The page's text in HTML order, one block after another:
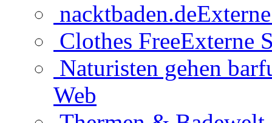
nacktbaden.de
Clothes FreeExterne
Naturisten gehen
Web